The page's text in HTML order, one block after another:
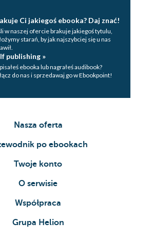
Ci jakiegoś ebooka? Daj znać!
w naszej ofercie brakuje jakiegoś tytulu,
starań, by jak najszybciej się u nas
publishing »
ebooka lub nagrałeś audibook?
do nas i sprzedawaj go w Ebookpoint!
Nasza oferta
po ebookach
Twoje konto
O serwisie
Współpraca
Grupa Helion